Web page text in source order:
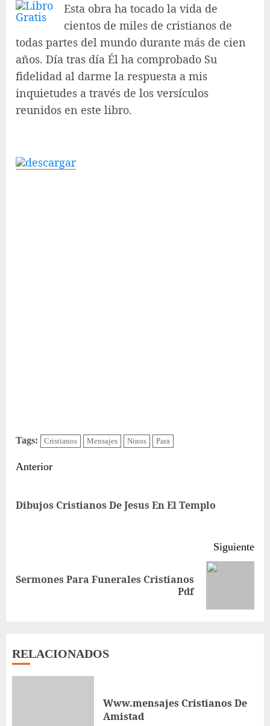
Esta obra ha tocado la vida de
cientos de miles de cristianos de
todas partes del mundo durante más de cien
años. Día tras día Él ha comprobado Su
fidelidad al darme la respuesta a mis
inquietudes a través de los versículos
reunidos en este libro.
Tags: Cristianos Mensajes Ninos Para
Sigue
Anterior
Dibujos Cristianos De Jesus En El Templo
Siguiente
Siguiente
Sermones Para Funerales Cristianos
Pdf
RELACIONADOS
Www.mensajes Cristianos De
Amistad